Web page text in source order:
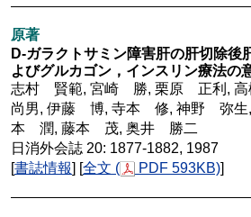
原著
D-ガラクトサミン障害肝の肝切除
よびグルカゴン，インスリン療法の
志村 賢範, 宮崎 勝, 栗原 正利,
尚男, 伊藤 博, 寺本 修, 神野 弥
本 潤, 藤本 茂, 奥井 勝二
日消外会誌 20: 1877-1882, 1987
[書誌情報] [全文 ( PDF 593KB)]